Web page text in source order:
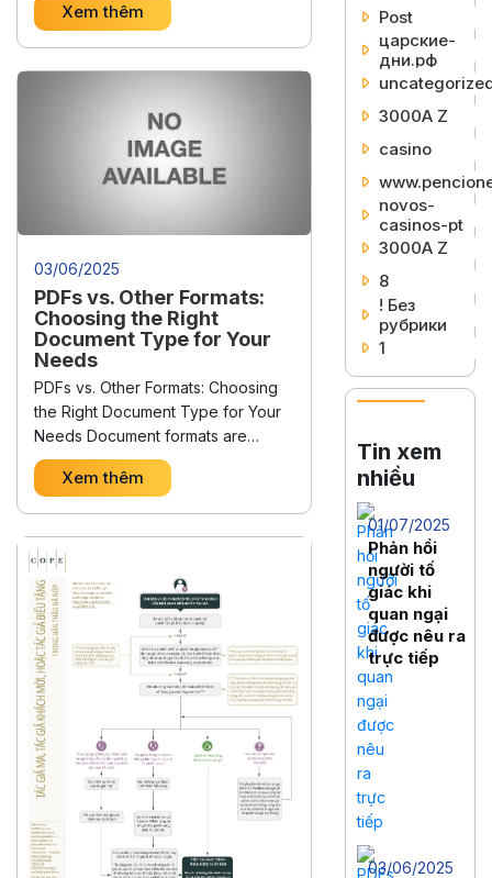
Xem thêm
03/06/2025
PDFs vs. Other Formats:
Choosing the Right
Document Type for Your
Needs
PDFs vs. Other Formats: Choosing
the Right Document Type for Your
Needs Document formats are
everywhere. They shape how we
share information, collaborate on
projects, and even how we present
ourselves professionally. But with
so many options available, it can be
tricky to decide which format best
suits your needs. This guide will
help you …
Continued
Xem thêm
Post
царские-
дни.рф
3000A Z
casino
novos-
casinos-pt
3000A Z
8
! Без
рубрики
1
Tin xem
nhiều
01/07/2025
Phản hồi
người tố
giác khi
quan ngại
được nêu ra
trực tiếp
03/06/2025